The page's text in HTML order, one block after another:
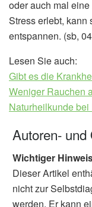
oder auch mal
Stress erlebt, kann
entspannen. (sb,
Lesen Sie auch:
Gibt es die
Weniger Rauchen
Naturheilkunde
Autoren- und
Wichtiger
Dieser Artikel
nicht zur
werden. Er kann